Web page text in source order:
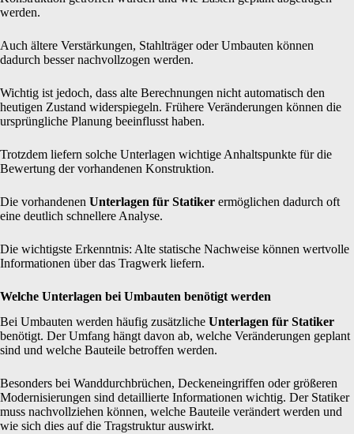
werden.
Auch ältere Verstärkungen, Stahlträger oder Umbauten können
dadurch besser nachvollzogen werden.
Wichtig ist jedoch, dass alte Berechnungen nicht automatisch den
heutigen Zustand widerspiegeln. Frühere Veränderungen können die
ursprüngliche Planung beeinflusst haben.
Trotzdem liefern solche Unterlagen wichtige Anhaltspunkte für die
Bewertung der vorhandenen Konstruktion.
Die vorhandenen Unterlagen für Statiker ermöglichen dadurch oft
eine deutlich schnellere Analyse.
Die wichtigste Erkenntnis: Alte statische Nachweise können wertvolle
Informationen über das Tragwerk liefern.
Welche Unterlagen bei Umbauten benötigt werden
Bei Umbauten werden häufig zusätzliche Unterlagen für Statiker
benötigt. Der Umfang hängt davon ab, welche Veränderungen geplant
sind und welche Bauteile betroffen werden.
Besonders bei Wanddurchbrüchen, Deckeneingriffen oder größeren
Modernisierungen sind detaillierte Informationen wichtig. Der Statiker
muss nachvollziehen können, welche Bauteile verändert werden und
wie sich dies auf die Tragstruktur auswirkt.